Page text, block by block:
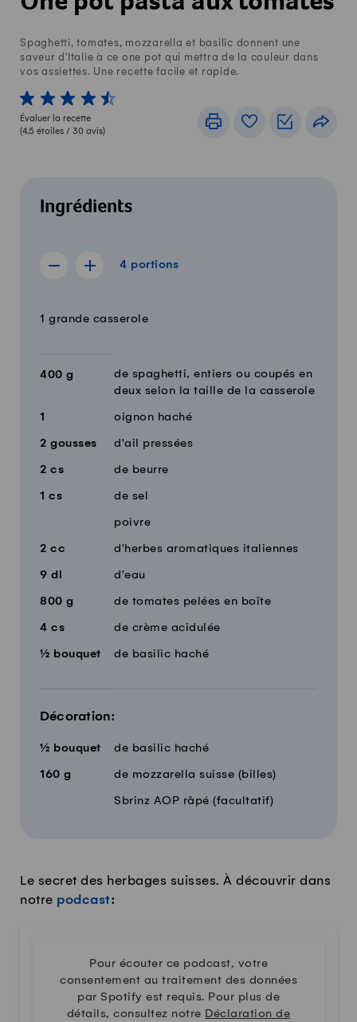
Spaghetti, tomates, mozzarella et basilic donnent une
saveur d'Italie à ce one pot qui mettra de la couleur dans
vos assiettes. Une recette facile et rapide.
1 von 5 étoiles
2 von 5 étoiles
3 von 5 étoiles
4 von 5 étoiles
5 von 5 étoiles
Évaluer la recette
(4.5 étoiles / 30 avis)
ImprimerLivre de recettes
Listes de
Ingrédients
4 portions
Afficher la recette de 3 portions
Afficher la recette de 5 portions
4 portions
Quantité Ingrédients
1 grande casserole
400 g
de spaghetti, entiers ou coupés en
deux selon la taille de la casserole
1 oignon haché
2 gousses d'ail pressées
2 cs de beurre
1 cs de sel
poivre
2 cc d'herbes aromatiques italiennes
9 dl d'eau
800 g de tomates pelées en boîte
4 cs de crème acidulée
½ bouquet de basilic haché
Décoration:
½ bouquet de basilic haché
160 g de mozzarella suisse (billes)
Sbrinz AOP râpé (facultatif)
Le secret des herbages suisses. À découvrir dans
notre podcast:
Pour écouter ce podcast, votre
consentement au traitement des données
par Spotify est requis. Pour plus de
détails, consultez notre Déclaration de